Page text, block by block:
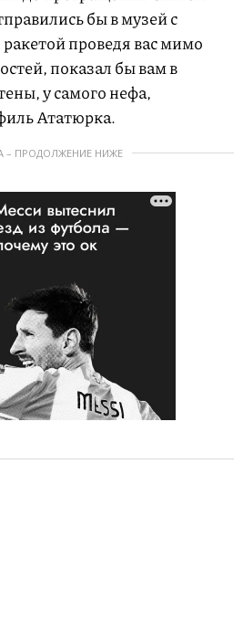
бы в музей с
проведя вас мимо
показал бы вам в
у самого нефа,
Ататюрка.
– ПРОДОЛЖЕНИЕ НИЖЕ